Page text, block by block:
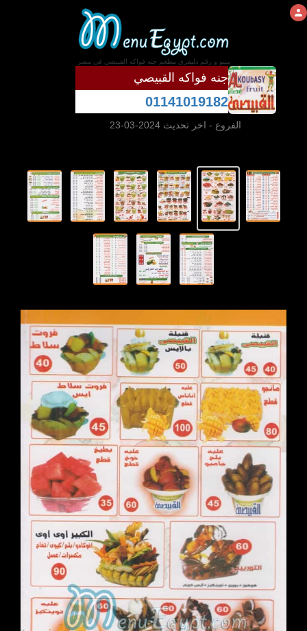
منيو و رقم دليفرى مطعم جنه فواكه القبيصي فى مصر
جنه فواكه القبيصي
01141019182
الفروع - اخر تحديث 2024-03-23